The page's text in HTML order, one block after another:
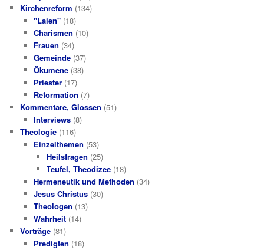
Kirchenreform (134)
"Laien"(18)
Charismen (10)
Frauen (34)
Gemeinde(37)
Ökumene(38)
Priester(17)
Reformation (7)
Kommentare, Glossen (51)
Interviews(8)
Theologie (116)
Einzelthemen (53)
Heilsfragen (25)
Teufel, Theodizee (18)
Hermeneutik und Methoden (34)
Jesus Christus(30)
Theologen (13)
Wahrheit(14)
Vorträge (81)
Predigten (18)